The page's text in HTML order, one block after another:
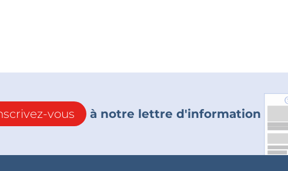
vous à notre lettre d'information